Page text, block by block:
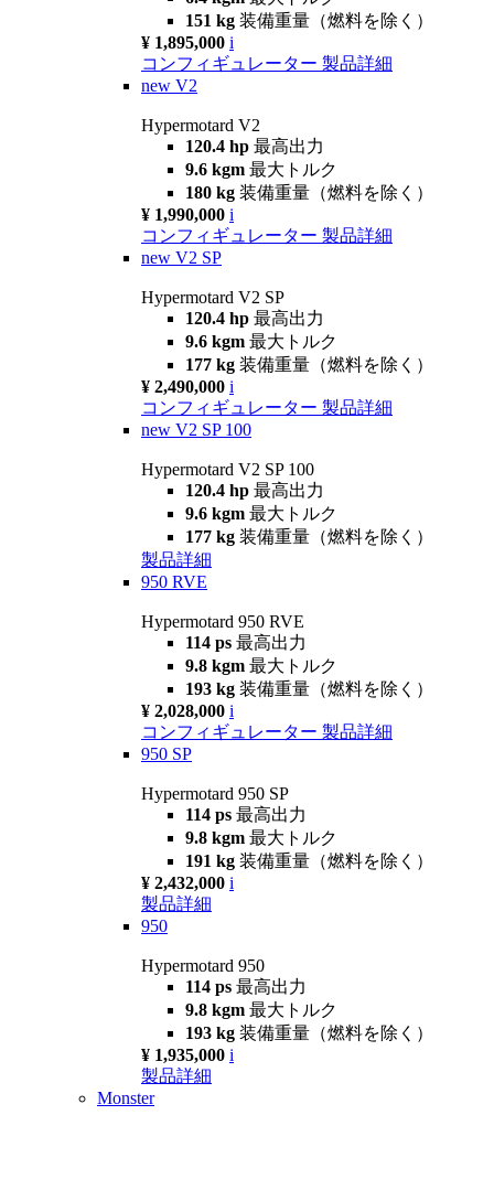
151 kg 装備重量（燃料を除く）
¥ 1,895,000 i
コンフィギュレーター 製品詳細
new V2
Hypermotard V2
120.4 hp 最高出力
9.6 kgm 最大トルク
180 kg 装備重量（燃料を除く）
¥ 1,990,000 i
コンフィギュレーター 製品詳細
new V2 SP
Hypermotard V2 SP
120.4 hp 最高出力
9.6 kgm 最大トルク
177 kg 装備重量（燃料を除く）
¥ 2,490,000 i
コンフィギュレーター 製品詳細
new V2 SP 100
Hypermotard V2 SP 100
120.4 hp 最高出力
9.6 kgm 最大トルク
177 kg 装備重量（燃料を除く）
製品詳細
950 RVE
Hypermotard 950 RVE
114 ps 最高出力
9.8 kgm 最大トルク
193 kg 装備重量（燃料を除く）
¥ 2,028,000 i
コンフィギュレーター 製品詳細
950 SP
Hypermotard 950 SP
114 ps 最高出力
9.8 kgm 最大トルク
191 kg 装備重量（燃料を除く）
¥ 2,432,000 i
製品詳細
950
Hypermotard 950
114 ps 最高出力
9.8 kgm 最大トルク
193 kg 装備重量（燃料を除く）
¥ 1,935,000 i
製品詳細
Monster